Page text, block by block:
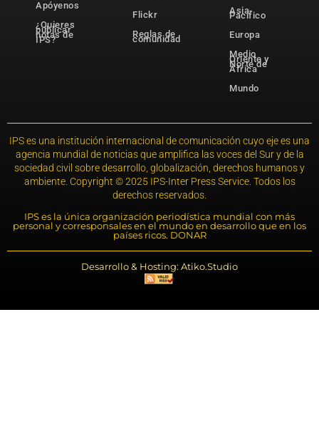
Apóyenos
¿Quieres
publicar
notas de
IPS?
Flickr
Reglas de
comunidad
Asia-
Pacífico
Europa
Medio
Oriente y
Norte de
África
Mundo
IPS es una institución internacional de comunicación cuyo eje es una
agencia mundial de noticias que amplifica las voces del Sur y de la
sociedad civil sobre desarrollo, globalización, derechos humanos y
ambiente. Copyright © 2025 IPS-Inter Press Service. Todos los
derechos reservados.
IPS es la única organización periodística mundial con más
personal y corresponsales en el mundo en desarrollo que en los
países ricos. DONAR
Desarrollo & Hosting: Atiko.Studio